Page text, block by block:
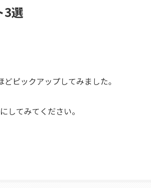
3選
ピックアップしてみました。
してみてください。